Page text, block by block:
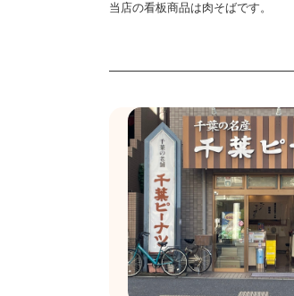
当店の看板商品は肉そばです。